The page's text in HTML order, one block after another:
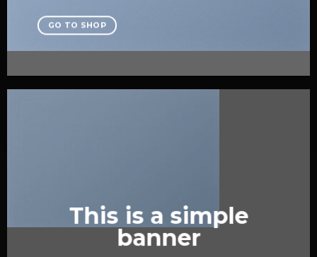
GO TO SHOP
This is a simple
banner